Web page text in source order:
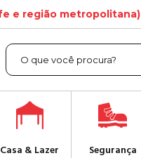
e região metropolitana)
Casa & Lazer Segurança